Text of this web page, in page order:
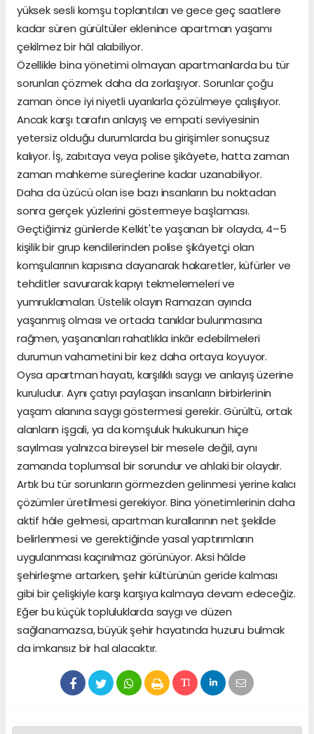
yüksek sesli komşu toplantıları ve gece geç saatlere
kadar süren gürültüler eklenince apartman yaşamı
çekilmez bir hâl alabiliyor.
Özellikle bina yönetimi olmayan apartmanlarda bu tür
sorunları çözmek daha da zorlaşıyor. Sorunlar çoğu
zaman önce iyi niyetli uyarılarla çözülmeye çalışılıyor.
Ancak karşı tarafın anlayış ve empati seviyesinin
yetersiz olduğu durumlarda bu girişimler sonuçsuz
kalıyor. İş, zabıtaya veya polise şikâyete, hatta zaman
zaman mahkeme süreçlerine kadar uzanabiliyor.
Daha da üzücü olan ise bazı insanların bu noktadan
sonra gerçek yüzlerini göstermeye başlaması.
Geçtiğimiz günlerde Kelkit'te yaşanan bir olayda, 4–5
kişilik bir grup kendilerinden polise şikâyetçi olan
komşularının kapısına dayanarak hakaretler, küfürler ve
tehditler savurarak kapıyı tekmelemeleri ve
yumruklamaları. Üstelik olayın Ramazan ayında
yaşanmış olması ve ortada tanıklar bulunmasına
rağmen, yaşananları rahatlıkla inkâr edebilmeleri
durumun vahametini bir kez daha ortaya koyuyor.
Oysa apartman hayatı, karşılıklı saygı ve anlayış üzerine
kuruludur. Aynı çatıyı paylaşan insanların birbirlerinin
yaşam alanına saygı göstermesi gerekir. Gürültü, ortak
alanların işgali, ya da komşuluk hukukunun hiçe
sayılması yalnızca bireysel bir mesele değil, aynı
zamanda toplumsal bir sorundur ve ahlaki bir olaydır.
Artık bu tür sorunların görmezden gelinmesi yerine kalıcı
çözümler üretilmesi gerekiyor. Bina yönetimlerinin daha
aktif hâle gelmesi, apartman kurallarının net şekilde
belirlenmesi ve gerektiğinde yasal yaptırımların
uygulanması kaçınılmaz görünüyor. Aksi hâlde
şehirleşme artarken, şehir kültürünün geride kalması
gibi bir çelişkiyle karşı karşıya kalmaya devam edeceğiz.
Eğer bu küçük topluluklarda saygı ve düzen
sağlanamazsa, büyük şehir hayatında huzuru bulmak
da imkansız bir hal alacaktır.